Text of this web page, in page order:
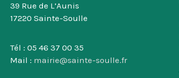
39 Rue de L’Aunis
17220 Sainte-Soulle
Tél : 05 46 37 00 35
Mail : mairie@sainte-soulle.fr